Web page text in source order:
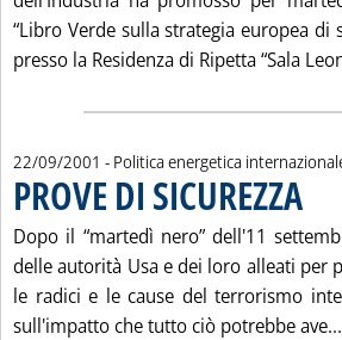
“Libro Verde sulla strategia europea di
presso la Residenza di Ripetta “Sala
22/09/2001 - Politica energetica
PROVE DI SICUREZZA
Dopo il “martedì nero” dell'11
delle autorità Usa e dei loro alleati per
le radici e le cause del terrorismo
sull'impatto che tutto ciò potrebbe ave...